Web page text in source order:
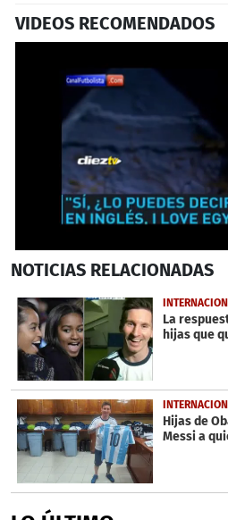
VIDEOS RECOMENDADOS
seconds
20
seconds
NOTICIAS RELACIONADAS
La
hijas que
Hijas de
Messi a